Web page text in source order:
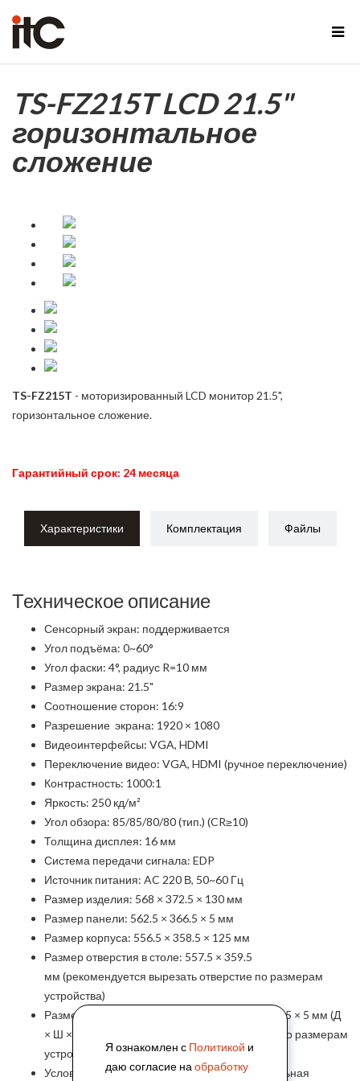
TS-FZ215T LCD 21.5"
горизонтальное
сложение
TS-FZ215T - моторизированный LCD монитор 21.5",
горизонтальное сложение.
Гарантийный срок: 24 месяца
Характеристики Комплектация Файлы
Техническое описание
Сенсорный экран: поддерживается
Угол подъёма: 0~60°
Угол фаски: 4°, радиус R=10 мм
Размер экрана: 21.5"
Соотношение сторон: 16:9
Разрешение экрана: 1920 × 1080
Видеоинтерфейсы: VGA, HDMI
Переключение видео: VGA, HDMI (ручное переключение)
Контрастность: 1000:1
Яркость: 250 кд/м²
Угол обзора: 85/85/80/80 (тип.) (CR≥10)
Толщина дисплея: 16 мм
Система передачи сигнала: EDP
Источник питания: AC 220 В, 50~60 Гц
Размер изделия: 568 × 372.5 × 130 мм
Размер панели: 562.5 × 366.5 × 5 мм
Размер корпуса: 556.5 × 358.5 × 125 мм
Размер отверстия в столе: 557.5 × 359.5
мм (рекомендуется вырезать отверстие по размерам
устройства)
Размер посадочного места панели: 569 × 373.5 × 5 мм (Д
× Ш × Т) (рекомендуется вырезать отверстие по размерам
устройства)
Условия эксплуатации: -20~+50 °С, относительная
Я ознакомлен с Политикой и
даю согласие на обработку